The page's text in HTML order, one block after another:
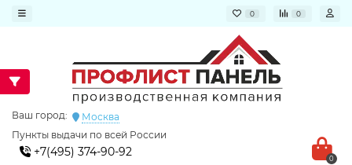
0 0
Ваш город:
Москва
Пункты выдачи по всей России
+7(495) 374-90-92
0